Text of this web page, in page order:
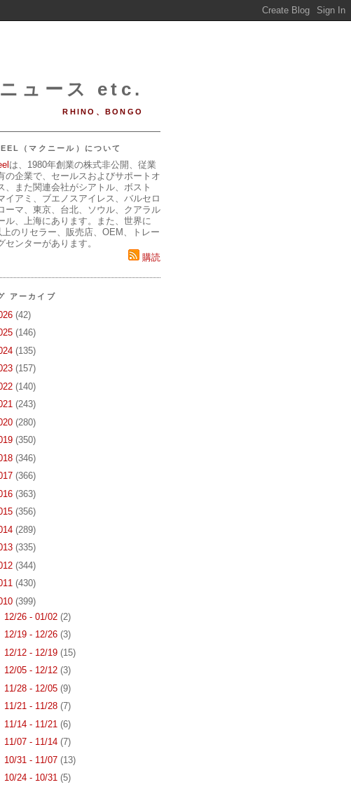
ュース etc.
RHINO、BONGO
（マクニール）について
は、1980年創業の株式非公開、従業
の企業で、セールスおよびサポートオ
、また関連会社がシアトル、ボスト
イアミ、ブエノスアイレス、バルセロ
ーマ、東京、台北、ソウル、クアラル
ル、上海にあります。また、世界に
上のリセラー、販売店、OEM、トレー
センターがあります。
購読
アーカイブ
(42)
(146)
(135)
(157)
(140)
(243)
(280)
(350)
(346)
(366)
(363)
(356)
(289)
(335)
(344)
(430)
(399)
12/26 - 01/02 (2)
12/19 - 12/26 (3)
12/12 - 12/19 (15)
12/05 - 12/12 (3)
11/28 - 12/05 (9)
11/21 - 11/28 (7)
11/14 - 11/21 (6)
11/07 - 11/14 (7)
10/31 - 11/07 (13)
10/24 - 10/31 (5)